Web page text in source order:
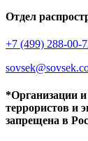
Отдел
+7 (499) 288-00-
*Организации
террористов и
запрещена в